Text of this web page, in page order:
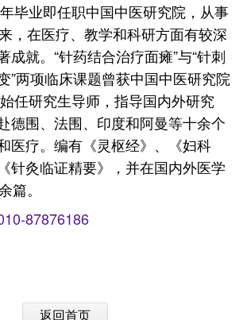
毕业即任职中国中医研究院，从事
，在医疗、教学和科研方面有较深
成就。“针药结合治疗面瘫”与“针刺
”两项临床课题曾获中国中医研究院
任研究生导师，指导国内外研究
德围、法围、印度和阿曼等十余个
医疗。编有《灵枢经》、《妇科
针灸临证精要》，并在国内外医学
篇。
87876186
返回首页